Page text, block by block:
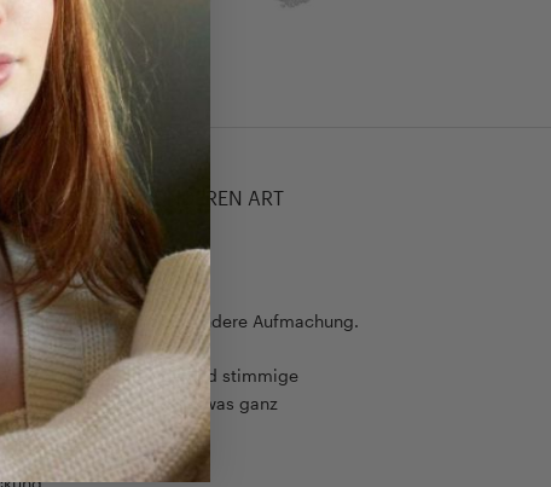
DER BESONDEREN ART
braucht eine besondere Aufmachung.
auf eine hochwertige und stimmige
Auspackerlebnis zu etwas ganz